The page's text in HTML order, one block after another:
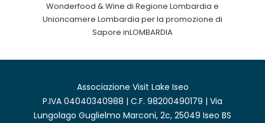
Wonderfood & Wine di Regione Lombardia e
Unioncamere Lombardia per la promozione di
Sapore inLOMBARDIA
Associazione Visit Lake Iseo
P.IVA 04040340988 | C.F. 98200490179 | Via
Lungolago Guglielmo Marconi, 2c, 25049 Iseo BS